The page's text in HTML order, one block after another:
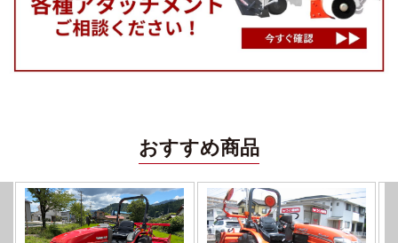
おすすめ商品